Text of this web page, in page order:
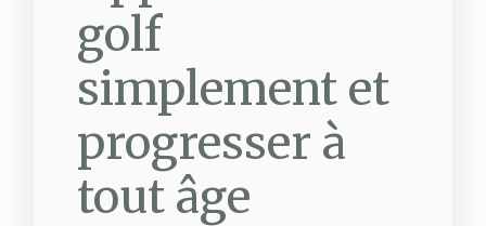
golf
simplement et
progresser à
tout âge